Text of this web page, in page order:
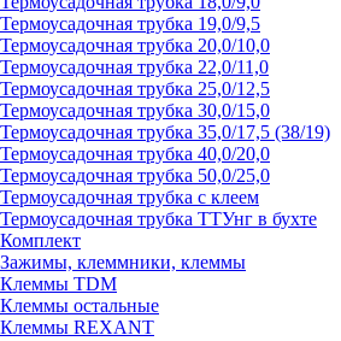
Термоусадочная трубка 19,0/9,5
Термоусадочная трубка 20,0/10,0
Термоусадочная трубка 22,0/11,0
Термоусадочная трубка 25,0/12,5
Термоусадочная трубка 30,0/15,0
Термоусадочная трубка 35,0/17,5 (38/19)
Термоусадочная трубка 40,0/20,0
Термоусадочная трубка 50,0/25,0
Термоусадочная трубка с клеем
Термоусадочная трубка ТТУнг в бухте
Комплект
Зажимы, клеммники, клеммы
Клеммы TDM
Клеммы остальные
Клеммы REXANT